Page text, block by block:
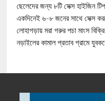
ছেলেদের জন্য ৮টি সেক্স হাইজিন
একদিনেই ৬-৮ জনের সাথে সেক্স
লোহাগড়ায় মরা গরুর পচা মাংস
নড়াইলের কামাল প্রতাব গ্রামে